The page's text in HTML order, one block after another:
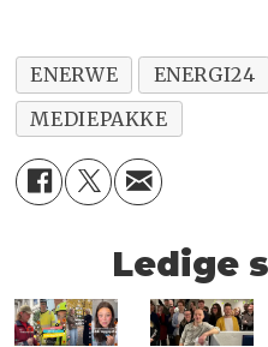
ENERWE ENERGI24
MEDIEPAKKE
Ledige